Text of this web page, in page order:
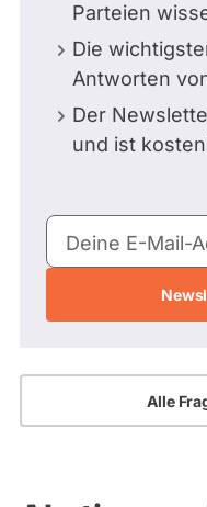
Parteien
Die
Antworten
Der
und ist
E-
Mail-
Deine E-Mail-
Alle